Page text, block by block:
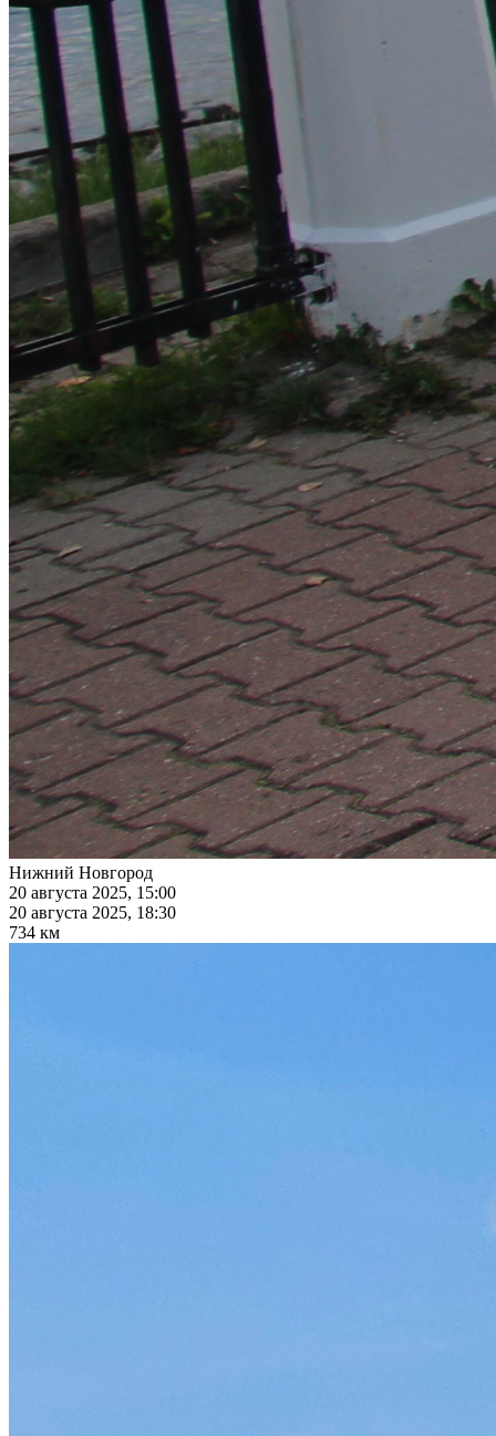
Нижний Новгород
20 августа 2025, 15:00
20 августа 2025, 18:30
734 км